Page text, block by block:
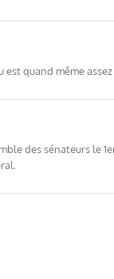
quand même
des sénateurs le